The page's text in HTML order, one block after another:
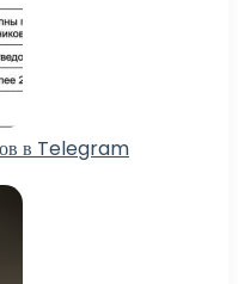
в Telegram